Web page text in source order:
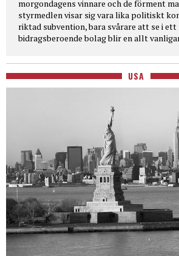
morgondagens vinnare och de förment
styrmedlen visar sig vara lika politiskt
riktad subvention, bara svårare att se i
bidragsberoende bolag blir en allt
USA